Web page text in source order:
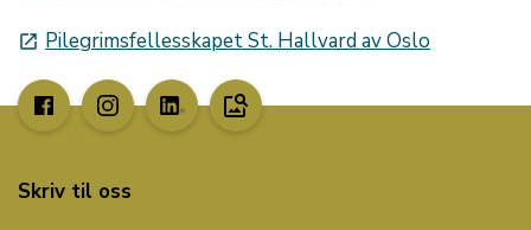
launch Pilegrimsfellesskapet St. Hallvard av Oslo
image_search
Skriv til oss